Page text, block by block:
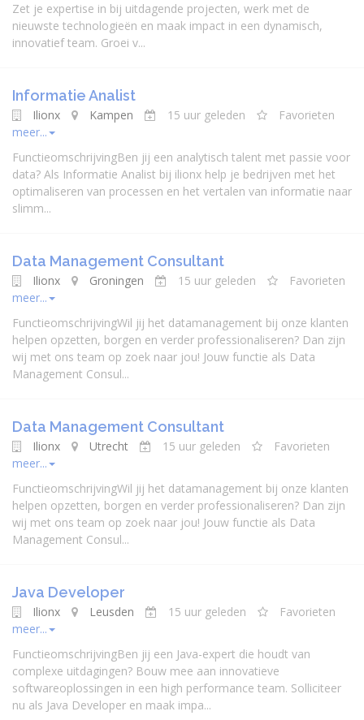
Zet je expertise in bij uitdagende projecten, werk met de
nieuwste technologieën en maak impact in een dynamisch,
innovatief team. Groei v...
Informatie Analist
Ilionx Kampen 15 uur geleden
Favorieten
meer...
FunctieomschrijvingBen jij een analytisch talent met passie voor
data? Als Informatie Analist bij ilionx help je bedrijven met het
optimaliseren van processen en het vertalen van informatie naar
slimm...
Data Management Consultant
Ilionx Groningen 15 uur geleden
Favorieten
meer...
FunctieomschrijvingWil jij het datamanagement bij onze klanten
helpen opzetten, borgen en verder professionaliseren? Dan zijn
wij met ons team op zoek naar jou! Jouw functie als Data
Management Consul...
Data Management Consultant
Ilionx Utrecht 15 uur geleden
Favorieten
meer...
FunctieomschrijvingWil jij het datamanagement bij onze klanten
helpen opzetten, borgen en verder professionaliseren? Dan zijn
wij met ons team op zoek naar jou! Jouw functie als Data
Management Consul...
Java Developer
Ilionx Leusden 15 uur geleden
Favorieten
meer...
FunctieomschrijvingBen jij een Java-expert die houdt van
complexe uitdagingen? Bouw mee aan innovatieve
softwareoplossingen in een high performance team. Solliciteer
nu als Java Developer en maak impa...